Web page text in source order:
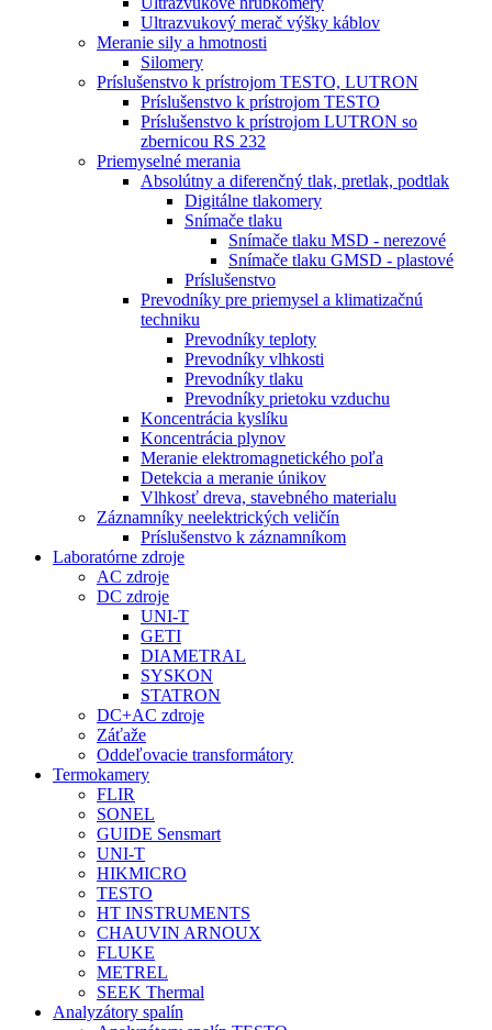
Ultrazvukový merač výšky káblov
Meranie sily a hmotnosti
Silomery
Príslušenstvo k prístrojom TESTO, LUTRON
Príslušenstvo k prístrojom TESTO
Príslušenstvo k prístrojom LUTRON so
zbernicou RS 232
Priemyselné merania
Absolútny a diferenčný tlak, pretlak, podtlak
Digitálne tlakomery
Snímače tlaku
Snímače tlaku MSD - nerezové
Snímače tlaku GMSD - plastové
Príslušenstvo
Prevodníky pre priemysel a klimatizačnú
techniku
Prevodníky teploty
Prevodníky vlhkosti
Prevodníky tlaku
Prevodníky prietoku vzduchu
Koncentrácia kyslíku
Koncentrácia plynov
Meranie elektromagnetického poľa
Detekcia a meranie únikov
Vlhkosť dreva, stavebného materialu
Záznamníky neelektrických veličín
Príslušenstvo k záznamníkom
Laboratórne zdroje
AC zdroje
DC zdroje
UNI-T
GETI
DIAMETRAL
SYSKON
STATRON
DC+AC zdroje
Záťaže
Oddeľovacie transformátory
Termokamery
FLIR
SONEL
GUIDE Sensmart
UNI-T
HIKMICRO
TESTO
HT INSTRUMENTS
CHAUVIN ARNOUX
FLUKE
METREL
SEEK Thermal
Analyzátory spalín